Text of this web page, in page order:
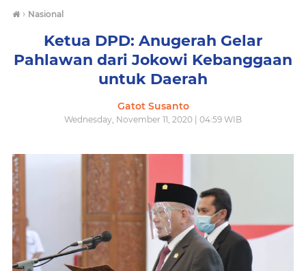
› Nasional
Ketua DPD: Anugerah Gelar
Pahlawan dari Jokowi Kebanggaan
untuk Daerah
Gatot Susanto
Wednesday, November 11, 2020 | 04:59 WIB